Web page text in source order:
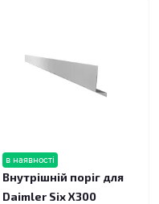
в наявності
Внутрішній поріг для
Daimler Six X300